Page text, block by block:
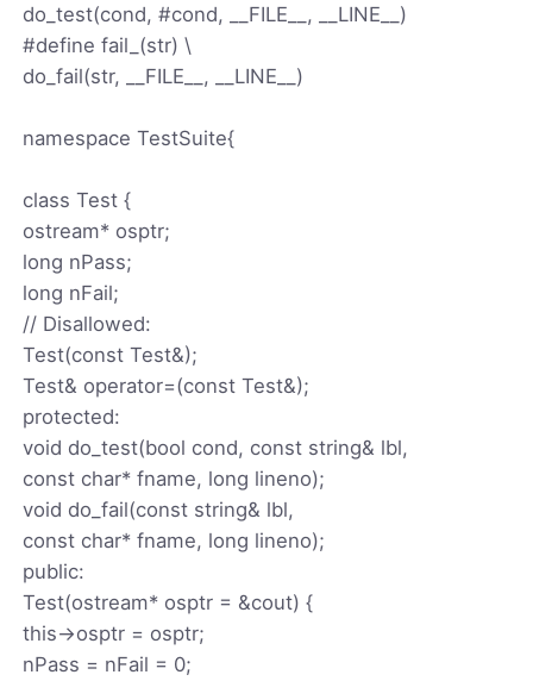
do_test(cond, #cond, __FILE__, __LINE__)
#define fail_(str) \
do_fail(str, __FILE__, __LINE__)
namespace TestSuite{
class Test {
ostream* osptr;
long nPass;
long nFail;
// Disallowed:
Test(const Test&);
Test& operator=(const Test&);
protected:
void do_test(bool cond, const string& lbl,
const char* fname, long lineno);
void do_fail(const string& lbl,
const char* fname, long lineno);
public:
Test(ostream* osptr = &cout) {
this->osptr = osptr;
nPass = nFail = 0;